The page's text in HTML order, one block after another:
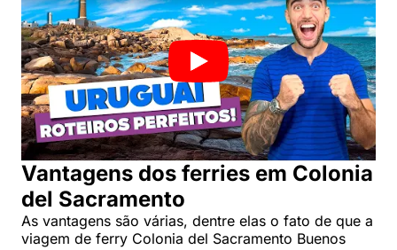
Vantagens dos ferries em Colonia
del Sacramento
As vantagens são várias, dentre elas o fato de que a
viagem de ferry Colonia del Sacramento Buenos